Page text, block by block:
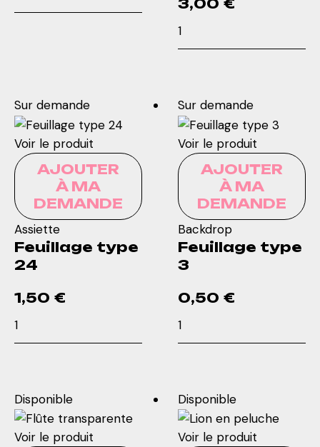
sauge
3,00 €
petites
bonbonnières
sur
pied
Sur demande
Voir le produit
AJOUTER
À MA
DEMANDE
Assiette
Feuillage type
24
1,50 €
de
24
Sur demande
Voir le produit
AJOUTER
À MA
DEMANDE
Backdrop
Feuillage type
3
0,50 €
de
Disponible
Voir le produit
Disponible
Voir le produit